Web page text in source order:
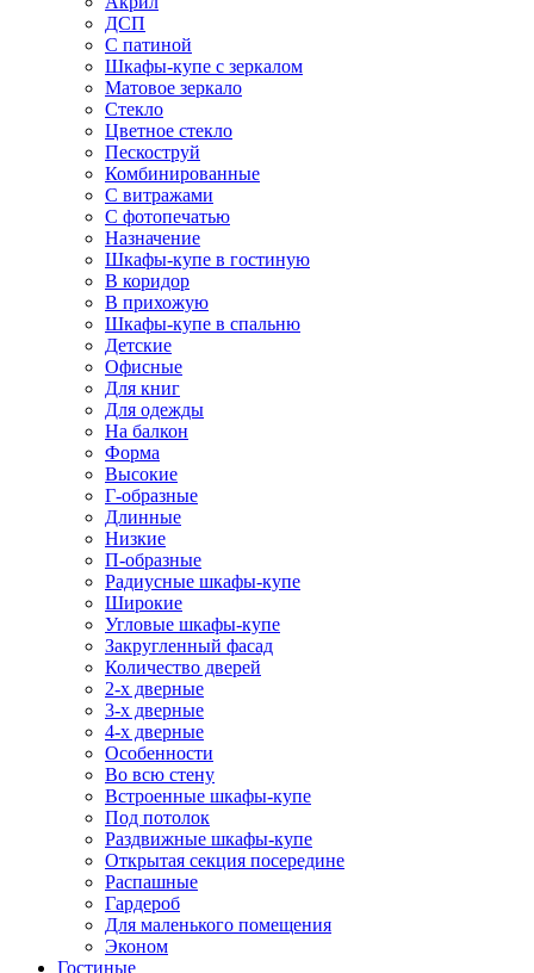
ДСП
С патиной
Шкафы-купе с зеркалом
Матовое зеркало
Стекло
Цветное стекло
Пескоструй
Комбинированные
С витражами
С фотопечатью
Назначение
Шкафы-купе в гостиную
В коридор
В прихожую
Шкафы-купе в спальню
Детские
Офисные
Для книг
Для одежды
На балкон
Форма
Высокие
Г-образные
Длинные
Низкие
П-образные
Радиусные шкафы-купе
Широкие
Угловые шкафы-купе
Закругленный фасад
Количество дверей
2-х дверные
3-х дверные
4-х дверные
Особенности
Во всю стену
Встроенные шкафы-купе
Под потолок
Раздвижные шкафы-купе
Открытая секция посередине
Распашные
Гардероб
Для маленького помещения
Эконом
Гостиные